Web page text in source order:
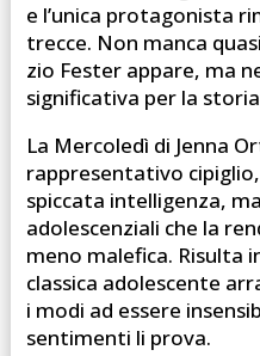
e l’unica protagonista
trecce. Non manca
zio Fester appare, ma
significativa per la
La Mercoledì di Jenna
rappresentativo
spiccata intelligenza,
adolescenziali che la
meno malefica. Risulta
classica adolescente
i modi ad essere
sentimenti li prova.